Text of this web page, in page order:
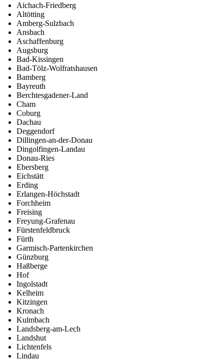
Aichach-Friedberg
Altötting
Amberg-Sulzbach
Ansbach
Aschaffenburg
Augsburg
Bad-Kissingen
Bad-Tölz-Wolfratshausen
Bamberg
Bayreuth
Berchtesgadener-Land
Cham
Coburg
Dachau
Deggendorf
Dillingen-an-der-Donau
Dingolfingen-Landau
Donau-Ries
Ebersberg
Eichstätt
Erding
Erlangen-Höchstadt
Forchheim
Freising
Freyung-Grafenau
Fürstenfeldbruck
Fürth
Garmisch-Partenkirchen
Günzburg
Haßberge
Hof
Ingolstadt
Kelheim
Kitzingen
Kronach
Kulmbach
Landsberg-am-Lech
Landshut
Lichtenfels
Lindau